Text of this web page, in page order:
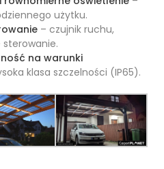
użytku.
– czujnik ruchu,
na warunki
klasa szczelności (IP65).